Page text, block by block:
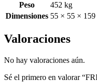
Peso
452 kg
Dimensiones 55 × 55 × 159
Valoraciones
No hay valoraciones aún.
Sé el primero en valorar